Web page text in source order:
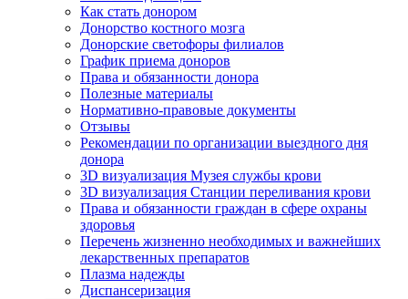
Как стать донором
Донорство костного мозга
Донорские светофоры филиалов
График приема доноров
Права и обязанности донора
Полезные материалы
Нормативно-правовые документы
Отзывы
Рекомендации по организации выездного дня
донора
3D визуализация Музея службы крови
3D визуализация Станции переливания крови
Права и обязанности граждан в сфере охраны
здоровья
Перечень жизненно необходимых и важнейших
лекарственных препаратов
Плазма надежды
Диспансеризация